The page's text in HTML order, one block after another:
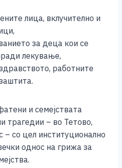
лица, вклучително и
за деца кои се
лекување,
работните
и семејствата
трагедии – во Тетово,
– со цел институционално
однос на грижа за